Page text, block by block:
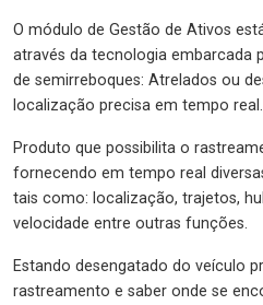
O módulo de Gestão de Ativos
através da tecnologia embarcada
de semirreboques: Atrelados ou
localização precisa em tempo real.
Produto que possibilita o
fornecendo em tempo real
tais como: localização, trajetos,
velocidade entre outras funções.
Estando desengatado do veículo
rastreamento e saber onde se